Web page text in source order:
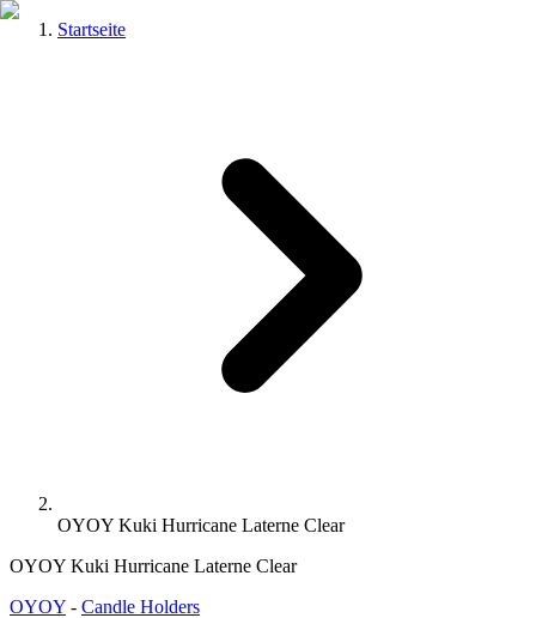
Startseite
OYOY Kuki Hurricane Laterne Clear
OYOY Kuki Hurricane Laterne Clear
OYOY - Candle Holders